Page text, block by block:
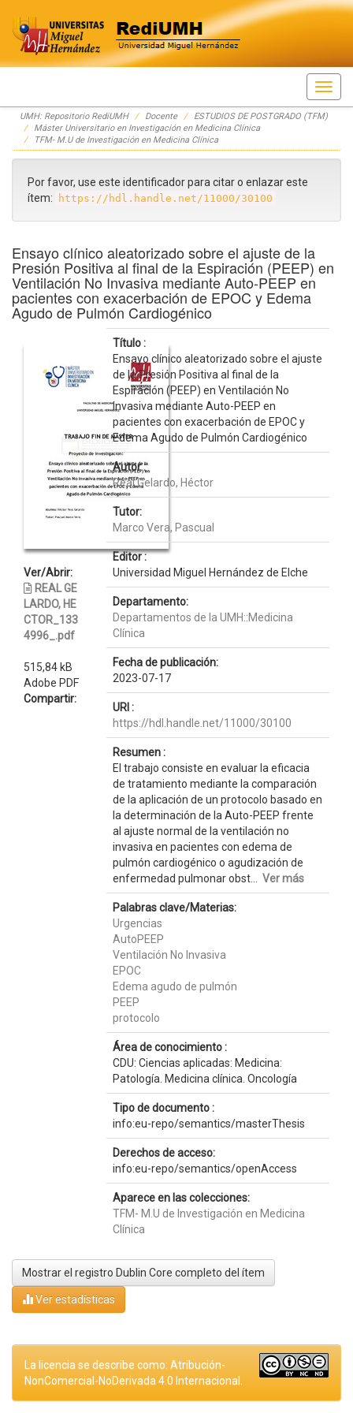
Skip
navigation
UMH: Repositorio RediUMH Docente
ESTUDIOS DE POSTGRADO (TFM)
Máster Universitario en Investigación en Medicina Clínica
TFM- M.U de Investigación en Medicina Clínica
Por favor, use este identificador para citar o enlazar este
ítem:
https://hdl.handle.net/11000/30100
Ensayo clínico aleatorizado sobre el ajuste de la
Presión Positiva al final de la Espiración (PEEP) en
Ventilación No Invasiva mediante Auto-PEEP en
pacientes con exacerbación de EPOC y Edema
Agudo de Pulmón Cardiogénico
Ver/Abrir:
REAL GE
LARDO, HE
CTOR_133
4996_.pdf
515,84 kB
Adobe PDF
Compartir:
Título :
Ensayo clínico aleatorizado sobre el ajuste
de la Presión Positiva al final de la
Espiración (PEEP) en Ventilación No
Invasiva mediante Auto-PEEP en
pacientes con exacerbación de EPOC y
Edema Agudo de Pulmón Cardiogénico
Autor :
Real Gelardo, Héctor
Tutor:
Marco Vera, Pascual
Editor :
Universidad Miguel Hernández de Elche
Departamento:
Departamentos de la UMH::Medicina
Clínica
Fecha de publicación:
2023-07-17
URI :
https://hdl.handle.net/11000/30100
Resumen :
El trabajo consiste en evaluar la eficacia
de tratamiento mediante la comparación
de la aplicación de un protocolo basado en
la determinación de la Auto-PEEP frente
al ajuste normal de la ventilación no
invasiva en pacientes con edema de
pulmón cardiogénico o agudización de
enfermedad pulmonar obst... Ver más
Palabras clave/Materias:
Urgencias
AutoPEEP
Ventilación No Invasiva
EPOC
Edema agudo de pulmón
PEEP
protocolo
Área de conocimiento :
CDU: Ciencias aplicadas: Medicina:
Patología. Medicina clínica. Oncología
Tipo de documento :
info:eu-repo/semantics/masterThesis
Derechos de acceso:
info:eu-repo/semantics/openAccess
Aparece en las colecciones:
TFM- M.U de Investigación en Medicina
Clínica
Mostrar el registro Dublin Core completo del ítem
Ver estadísticas
La licencia se describe como: Atribución-
NonComercial-NoDerivada 4.0 Internacional.